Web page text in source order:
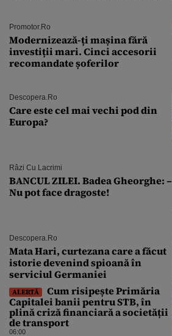
Promotor.ro
Modernizează-ți mașina fără
investiții mari. Cinci accesorii
recomandate șoferilor
Descopera.ro
Care este cel mai vechi pod din
Europa?
Râzi Cu Lacrimi
BANCUL ZILEI. Badea Gheorghe: –
Nu pot face dragoste!
Descopera.ro
Mata Hari, curtezana care a făcut
istorie devenind spioană în
serviciul Germaniei
ALERTĂ
Cum risipește Primăria
Capitalei banii pentru STB, în
plină criză financiară a societății
de transport
06:00